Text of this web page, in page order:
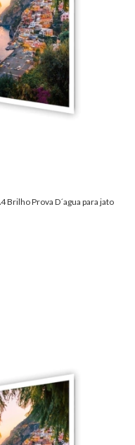
Brilho Prova D´agua para jato